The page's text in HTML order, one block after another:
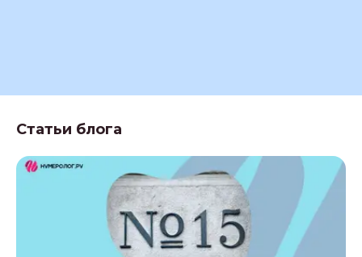
Статьи блога